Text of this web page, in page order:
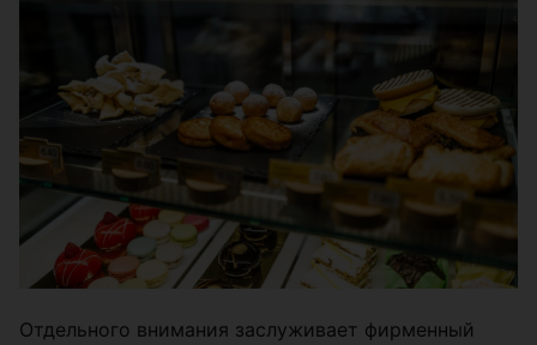
Отдельного внимания заслуживает фирменный